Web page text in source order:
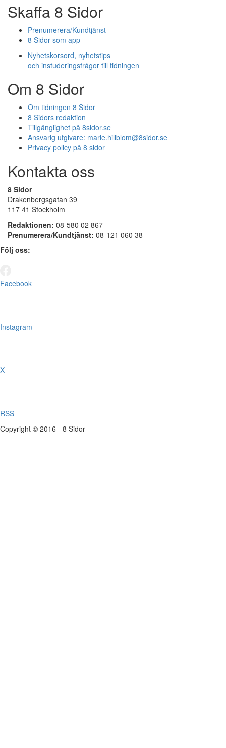
Skaffa 8 Sidor
Prenumerera/Kundtjänst
8 Sidor som app
Nyhetskorsord, nyhetstips
och instuderingsfrågor till tidningen
Om 8 Sidor
Om tidningen 8 Sidor
8 Sidors redaktion
Tillgänglighet på 8sidor.se
Ansvarig utgivare: marie.hillblom@8sidor.se
Privacy policy på 8 sidor
Kontakta oss
8 Sidor
Drakenbergsgatan 39
117 41 Stockholm
Redaktionen: 08-580 02 867
Prenumerera/Kundtjänst: 08-121 060 38
Följ oss:
Facebook
Instagram
X
RSS
Copyright © 2016 - 8 Sidor